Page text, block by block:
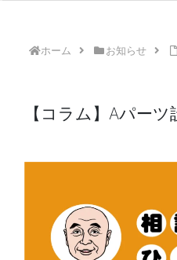
ホーム お知らせ
【コラム】Aパー